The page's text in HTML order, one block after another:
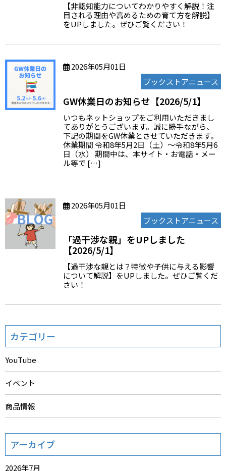
【非認知能力についてわかりやすく解説！注
目される理由や高めるための育て方を解説】
をUPしました。ぜひご覧ください！
2026年05月01日
ブックストアニュース
GW休業日のお知らせ【2026/5/1】
いつもネットショップをご利用いただきまし
てありがとうございます。誠に勝手ながら、
下記の期間をGW休業とさせていただきます。
休業期間 令和8年5月2日（土）～令和8年5月6
日（水） 期間中は、本サイト・お電話・メー
ル等で […]
2026年05月01日
ブックストアニュース
「過干渉な親」をUPしました
【2026/5/1】
【過干渉な親とは？特徴や子供に与える影響
について解説】をUPしました。ぜひご覧くだ
さい！
カテゴリー
YouTube
イベント
商品情報
アーカイブ
2026年7月